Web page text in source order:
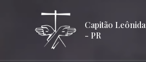
Capitão
- PR